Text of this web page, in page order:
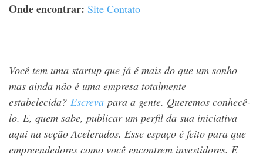
Onde encontrar: Site Contato
Você tem uma startup que já é mais do que um sonho
mas ainda não é uma empresa totalmente
estabelecida? Escreva para a gente. Queremos conhecê-
lo. E, quem sabe, publicar um perfil da sua iniciativa
aqui na seção Acelerados. Esse espaço é feito para que
empreendedores como você encontrem investidores. E